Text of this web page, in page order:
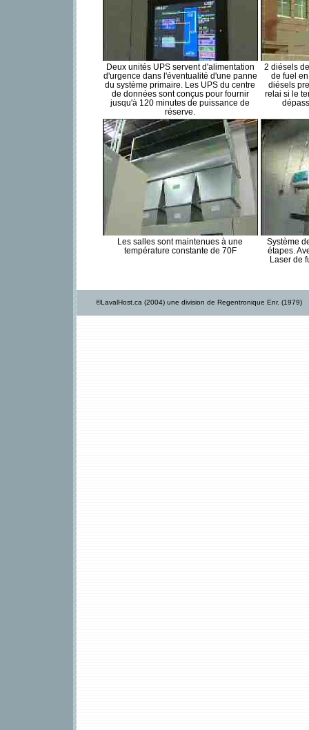
Deux unités UPS servent d'alimentation
d'urgence dans l'éventualité d'une panne
du système primaire. Les UPS du centre
de données sont conçus pour fournir
jusqu'à 120 minutes de puissance de
réserve.
2 diésels
de fuel
diésels
relai si le
Les salles sont maintenues à une
température constante de 70F
Système
étapes.
Laser de
©LavalHost.ca (2004) une division de Regentronique Enr. (1979)